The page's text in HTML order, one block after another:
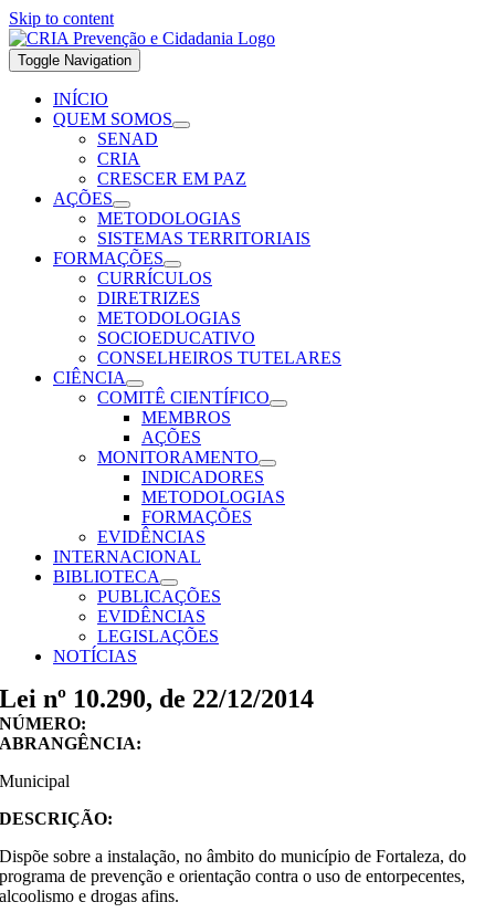
Skip to content
Toggle Navigation
INÍCIO
QUEM SOMOS
SENAD
CRIA
CRESCER EM PAZ
AÇÕES
METODOLOGIAS
SISTEMAS TERRITORIAIS
FORMAÇÕES
CURRÍCULOS
DIRETRIZES
METODOLOGIAS
SOCIOEDUCATIVO
CONSELHEIROS TUTELARES
CIÊNCIA
COMITÊ CIENTÍFICO
MEMBROS
AÇÕES
MONITORAMENTO
INDICADORES
METODOLOGIAS
FORMAÇÕES
EVIDÊNCIAS
INTERNACIONAL
BIBLIOTECA
PUBLICAÇÕES
EVIDÊNCIAS
LEGISLAÇÕES
NOTÍCIAS
Lei nº 10.290, de 22/12/2014
NÚMERO:
ABRANGÊNCIA:
Municipal
DESCRIÇÃO:
Dispõe sobre a instalação, no âmbito do município de Fortaleza, do
programa de prevenção e orientação contra o uso de entorpecentes,
alcoolismo e drogas afins.